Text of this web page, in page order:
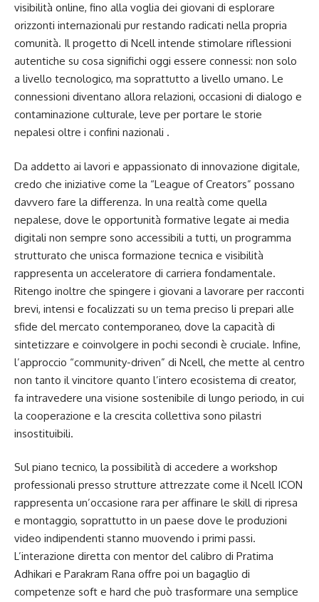
visibilità online, fino alla voglia dei giovani di esplorare
orizzonti internazionali pur restando radicati nella propria
comunità. Il progetto di Ncell intende stimolare riflessioni
autentiche su cosa significhi oggi essere connessi: non solo
a livello tecnologico, ma soprattutto a livello umano. Le
connessioni diventano allora relazioni, occasioni di dialogo e
contaminazione culturale, leve per portare le storie
nepalesi oltre i confini nazionali .
Da addetto ai lavori e appassionato di innovazione digitale,
credo che iniziative come la “League of Creators” possano
davvero fare la differenza. In una realtà come quella
nepalese, dove le opportunità formative legate ai media
digitali non sempre sono accessibili a tutti, un programma
strutturato che unisca formazione tecnica e visibilità
rappresenta un acceleratore di carriera fondamentale.
Ritengo inoltre che spingere i giovani a lavorare per racconti
brevi, intensi e focalizzati su un tema preciso li prepari alle
sfide del mercato contemporaneo, dove la capacità di
sintetizzare e coinvolgere in pochi secondi è cruciale. Infine,
l’approccio “community-driven” di Ncell, che mette al centro
non tanto il vincitore quanto l’intero ecosistema di creator,
fa intravedere una visione sostenibile di lungo periodo, in cui
la cooperazione e la crescita collettiva sono pilastri
insostituibili.
Sul piano tecnico, la possibilità di accedere a workshop
professionali presso strutture attrezzate come il Ncell ICON
rappresenta un’occasione rara per affinare le skill di ripresa
e montaggio, soprattutto in un paese dove le produzioni
video indipendenti stanno muovendo i primi passi.
L’interazione diretta con mentor del calibro di Pratima
Adhikari e Parakram Rana offre poi un bagaglio di
competenze soft e hard che può trasformare una semplice